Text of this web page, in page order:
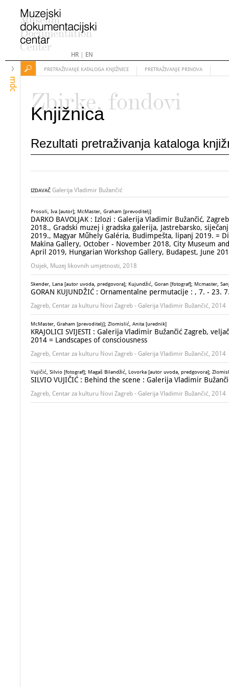
HR| EN
mdc
PRETRAŽIVANJE KATALOGA KNJIŽNICE PRETRAŽIVANJE PRINOVA
Zbirke, fondovi
Knjižnica
Rezultati pretraživanja kataloga
IZDAVAČ Galerija Vladimir Bužančić
Prosoli, Iva [autor]; McMaster, Graham [prevoditelj]
DARKO BAVOLJAK : Izlozi : Galerija Vladimir Bužančić,
2018., Gradski muzej i gradska galerija, Jastrebarsko,
2019., Magyar Műhely Galéria, Budimpešta, lipanj 2019. =
Makina Gallery, October - November 2018, City Museum
April 2019, Hungarian Workshop Gallery, Budapest, June
Osijek, Muzej likovnih umjetnosti, 2018
Skender, Lana [autor uvoda, predgovora]; Kujundžić, Goran [fotograf]; Mcmaster,
GORAN KUJUNDŽIĆ : Ornamentalne permutacije : , 7. - 23.
Zagreb, Centar za kulturu Novi Zagreb - Galerija Vladimir Bužančić, 2014
McMaster, Graham [prevoditelj]; Zlomislić, Anita [urednik]
KRAJOLICI SVIJESTI : Galerija Vladimir Bužančić Zagreb,
2014 = Landscapes of consciousness
Zagreb, Centar za kulturu Novi Zagreb - Galerija Vladimir Bužančić, 2014
Vujičić, Silvio [fotograf]; Magaš Bilandžić, Lovorka [autor uvoda, predgovora];
SILVIO VUJIČIĆ : Behind the scene : Galerija Vladimir
Zagreb, Centar za kulturu Novi Zagreb - Galerija Vladimir Bužančić, 2014